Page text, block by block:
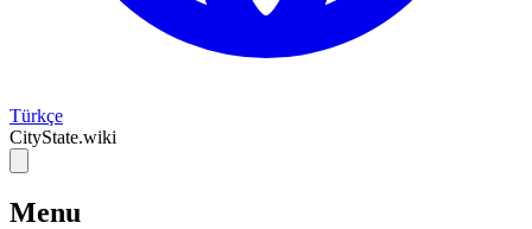
Türkçe
CityState.wiki
Menu